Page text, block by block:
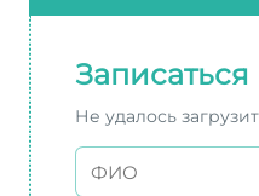
Не удалось